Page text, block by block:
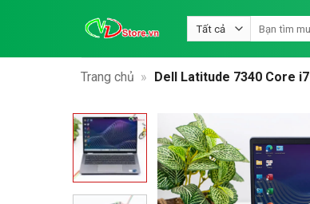
kiếm:
Trang chủ » Dell Latitude 7340 Core i7